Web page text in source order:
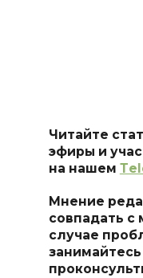
Читайте
эфиры и
на нашем
Мнение
совпадать с
случае